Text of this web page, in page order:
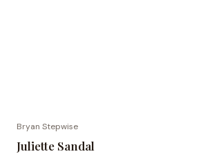
Bryan Stepwise
Juliette Sandal